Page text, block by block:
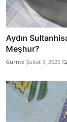
Aydın
Meşhur?
Gurme Şubat 5, 2025